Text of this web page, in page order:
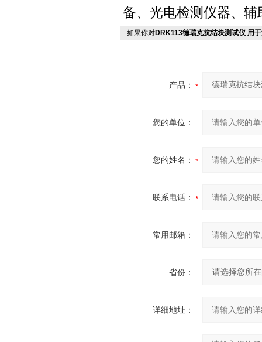
备、光电检测仪器、
如果你对DRK113德瑞克抗结块测试仪 用
产品：
您的单位：
您的姓名：
联系电话：
常用邮箱：
省份：
详细地址：